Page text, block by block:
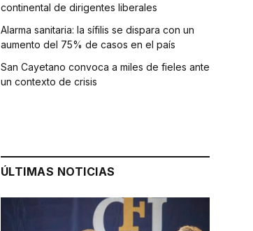
continental de dirigentes liberales
Alarma sanitaria: la sífilis se dispara con un
aumento del 75% de casos en el país
San Cayetano convoca a miles de fieles ante
un contexto de crisis
ÚLTIMAS NOTICIAS